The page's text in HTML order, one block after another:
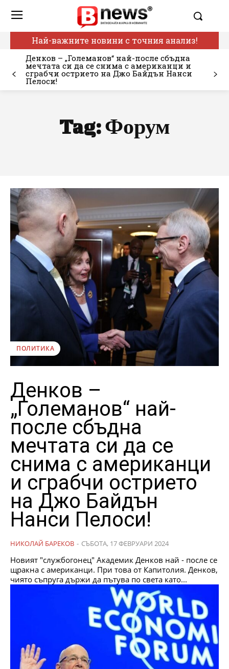
Най-важните новини с точния анализ!
Денков – „Големанов“ най-после сбъдна
мечтата си да се снима с американци и
сграбчи острието на Джо Байдън Нанси
Пелоси!
Tag:Форум
ПОЛИТИКА
Денков –
„Големанов“ най-
после сбъдна
мечтата си да се
снима с американци
и сграбчи острието
на Джо Байдън
Нанси Пелоси!
НИКОЛАЙ БАРЕКОВ - СЪБОТА, 17 ФЕВРУАРИ 2024
Новият "службогонец" Академик Денков най - после се
щракна с американци. При това от Капитолия. Денков,
чиято съпруга държи да пътува по света като...